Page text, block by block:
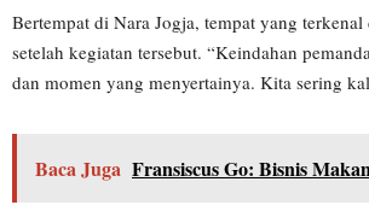
Bertempat di Nara Jogja, tempat yang
setelah kegiatan tersebut. “Keindahan
dan momen yang menyertainya. Kita sering
Baca Juga Fransiscus Go: Bisnis